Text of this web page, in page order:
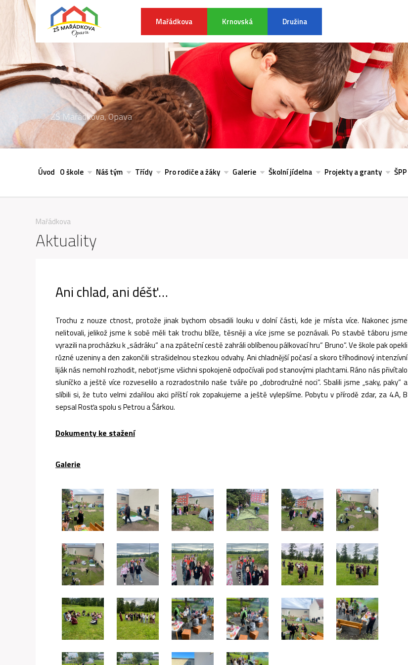
Mařádkova Krnovská Družina
ZŠ Mařádkova, Opava
Úvod O škole Náš tým Třídy Pro rodiče a žáky Galerie Školní jídelna Projekty a granty ŠPP
Mařádkova
Aktuality
Ani chlad, ani déšť…
Trochu z nouze ctnost, protože jinak bychom obsadili louku v dolní části, kde je místa více. Nakonec jsme
nelitovali, jelikož jsme k sobě měli tak trochu blíže, těsněji a více jsme se poznávali. Po stavbě táboru jsme
vyrazili na procházku k „sádráku“ a na zpáteční cestě zahráli oblíbenou pálkovací hru“ Bruno“. Ve škole pak opekli
různé uzeniny a den zakončili strašidelnou stezkou odvahy. Ani chladnější počasí a skoro tříhodinový intenzívní
liják nás nemohl rozhodit, neboť jsme všichni spokojeně odpočívali pod stanovými plachtami. Ráno nás přivítalo
sluníčko a ještě více rozveselilo a rozradostnilo naše tváře po „dobrodružné noci“. Sbalili jsme „saky, paky“ a
slíbili si, že tuto velmi zdařilou akci příští rok zopakujeme a ještě vylepšíme. Pobytu v přírodě zdar, za 4.A, B
sepsal Rosťa spolu s Petrou a Šárkou.
Dokumenty ke stažení
Galerie